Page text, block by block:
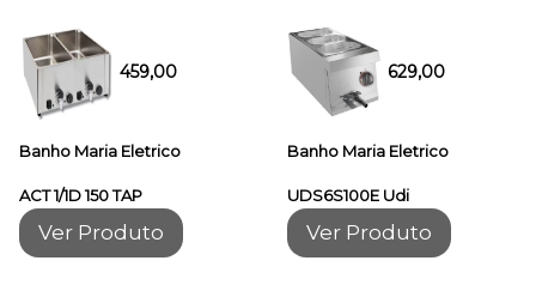
459,00
Banho Maria Eletrico
ACT 1/1D 150 TAP
Ver Produto
629,00
Banho Maria Eletrico
UDS6S100E Udi
Ver Produto